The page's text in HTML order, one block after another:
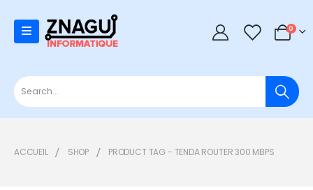
0 0
ACCUEIL SHOP PRODUCT TAG - TENDA ROUTER 300 MBPS